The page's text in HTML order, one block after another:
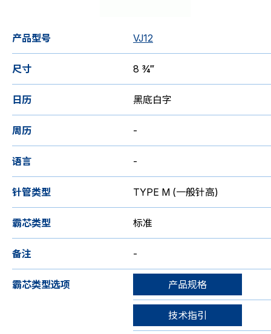
产品型号 VJ12
尺寸 8 ¾‴
日历 黑底白字
周历 -
语言 -
针管类型 TYPE M (一般针高)
霸芯类型 标准
备注 -
霸芯类型选项 产品规格
技术指引